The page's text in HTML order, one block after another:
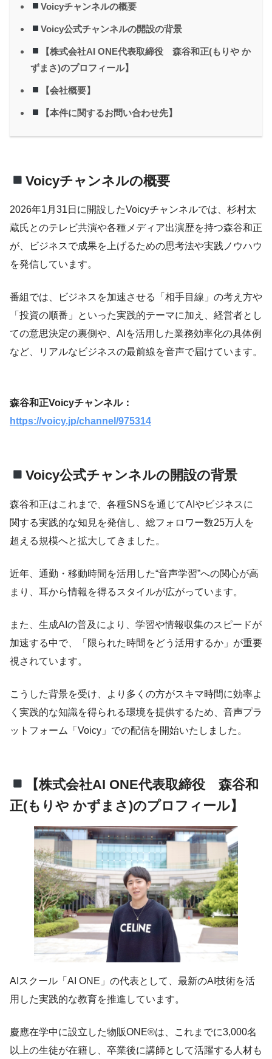
Voicyチャンネルの概要
Voicy公式チャンネルの開設の背景
【株式会社AI ONE代表取締役 森谷和正(もりや か
ずまさ)のプロフィール】
【会社概要】
【本件に関するお問い合わせ先】
Voicyチャンネルの概要
2026年1月31日に開設したVoicyチャンネルでは、杉村太
蔵氏とのテレビ共演や各種メディア出演歴を持つ森谷和正
が、ビジネスで成果を上げるための思考法や実践ノウハウ
を発信しています。
番組では、ビジネスを加速させる「相手目線」の考え方や
「投資の順番」といった実践的テーマに加え、経営者とし
ての意思決定の裏側や、AIを活用した業務効率化の具体例
など、リアルなビジネスの最前線を音声で届けています。
森谷和正Voicyチャンネル：
https://voicy.jp/channel/975314
Voicy公式チャンネルの開設の背景
森谷和正はこれまで、各種SNSを通じてAIやビジネスに
関する実践的な知見を発信し、総フォロワー数25万人を
超える規模へと拡大してきました。
近年、通勤・移動時間を活用した“音声学習”への関心が高
まり、耳から情報を得るスタイルが広がっています。
また、生成AIの普及により、学習や情報収集のスピードが
加速する中で、「限られた時間をどう活用するか」が重要
視されています。
こうした背景を受け、より多くの方がスキマ時間に効率よ
く実践的な知識を得られる環境を提供するため、音声プラ
ットフォーム「Voicy」での配信を開始いたしました。
【株式会社AI ONE代表取締役 森谷和
正(もりや かずまさ)のプロフィール】
AIスクール「AI ONE」の代表として、最新のAI技術を活
用した実践的な教育を推進しています。
慶應在学中に設立した物販ONE®は、これまでに3,000名
以上の生徒が在籍し、卒業後に講師として活躍する人材も